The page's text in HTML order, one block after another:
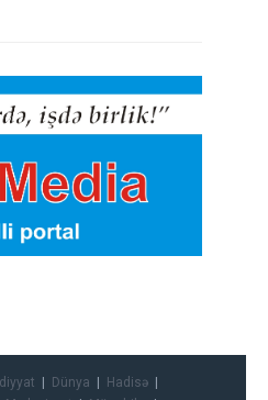
Dünya
Hadisə